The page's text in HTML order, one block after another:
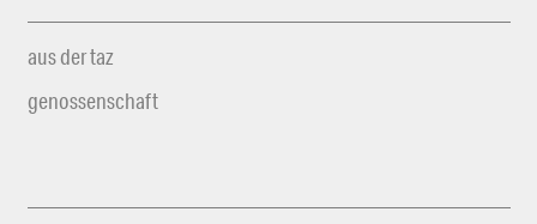
aus der taz
genossenschaft